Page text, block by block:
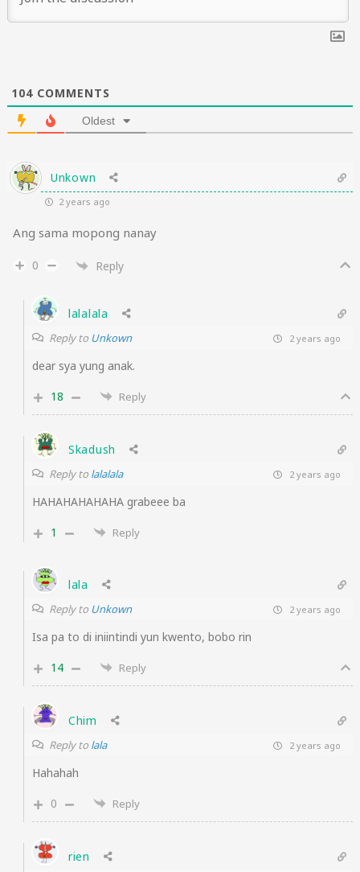
104 COMMENTS
Oldest
Unkown
2 years ago
Ang sama mopong nanay
0 Reply
lalalala
Reply to Unkown 2 years ago
dear sya yung anak.
18
Reply
Skadush
Reply to lalalala 2 years ago
HAHAHAHAHAHA grabeee ba
1
Reply
lala
Reply to Unkown 2 years ago
Isa pa to di iniintindi yun kwento, bobo rin
14
Reply
Chim
Reply to lala 2 years ago
Hahahah
0
Reply
rien